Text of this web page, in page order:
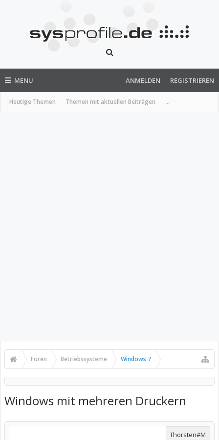
MENU
Heutige Themen Themen mit aktuellen Beiträgen ...
ANMELDEN REGISTRIEREN
Foren Betriebssysteme Windows 7
Windows mit mehreren Druckern
Thorsten#M